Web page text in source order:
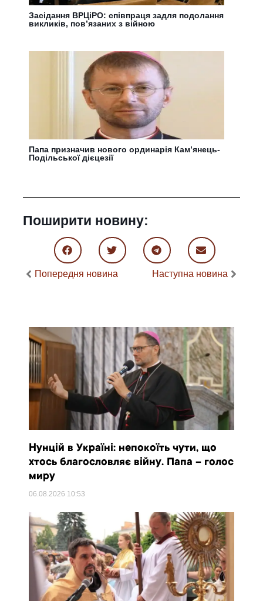
Засідання ВРЦіРО: співпраця задля подолання
викликів, пов’язаних з війною
Папа призначив нового ординарія Камʼянець-
Подільської дієцезії
Поширити новину:
Попередня новина Наступна новина
Нунцій в Україні: непокоїть чути, що
хтось благословляє війну. Папа – голос
миру
06.08.2026 10:53